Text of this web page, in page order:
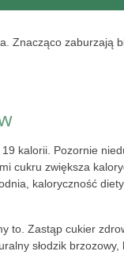
Znacząco zaburzają
kalorii. Pozornie
cukru zwiększa
kaloryczność
to. Zastąp cukier
słodzik